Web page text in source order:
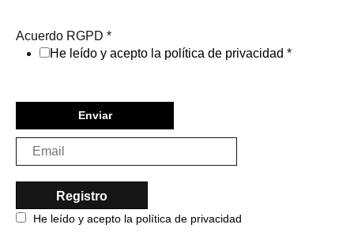
Acuerdo RGPD *
He leído y acepto la política de privacidad *
Enviar
He leído y acepto la política de privacidad